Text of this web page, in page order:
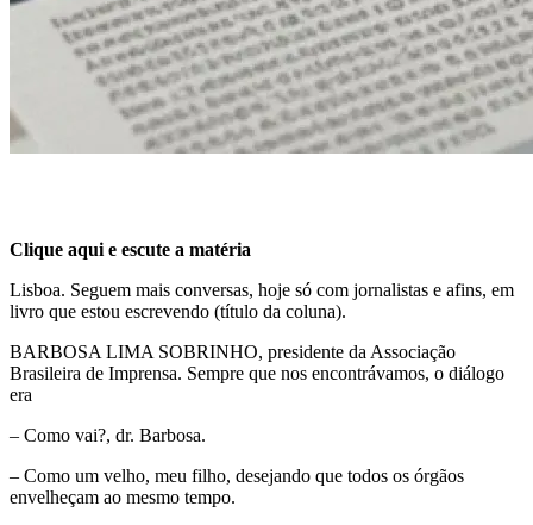
Clique aqui e escute a matéria
Lisboa. Seguem mais conversas, hoje só com jornalistas e afins, em
livro que estou escrevendo (título da coluna).
BARBOSA LIMA SOBRINHO, presidente da Associação
Brasileira de Imprensa. Sempre que nos encontrávamos, o diálogo
era
– Como vai?, dr. Barbosa.
– Como um velho, meu filho, desejando que todos os órgãos
envelheçam ao mesmo tempo.